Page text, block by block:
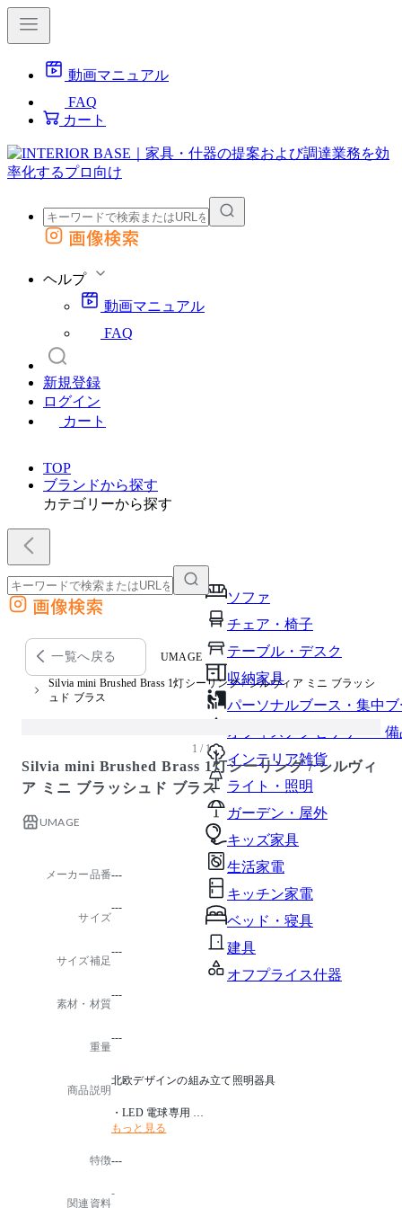
動画マニュアル
FAQ
カート
外部サイトの商品をカートに追加
画像検索
ヘルプ
動画マニュアル
FAQ
新規登録
ログイン
カート
TOP
ブランドから探す
カテゴリーから探す
ソファ
チェア・椅子
テーブル・デスク
収納家具
パーソナルブース・集中
オフィスアクセサリー・備
インテリア雑貨
ライト・照明
ガーデン・屋外
キッズ家具
生活家電
キッチン家電
ベッド・寝具
建具
オフプライス什器
外部サイトの商品をカートに追加
他のサイトで見つけた商品ページのURLを貼り付けて、カートに追加できます
画像検索
一覧へ戻る UMAGE
Silvia mini Brushed Brass 1灯シーリング / シルヴィア ミニ ブラッシ
ュド ブラス
1 / 1
Silvia mini Brushed Brass 1灯シーリング / シルヴィ
ア ミニ ブラッシュド ブラス
UMAGE
メーカー品番---
サイズ
---
サイズ補足
---
素材・材質
---
重量
---
商品説明
北欧デザインの組み立て照明器具
・LED 電球専用
・フランジカバー別売
・推奨電球：LED 電球 E26/60 形相当
もっと見る
特徴---
関連資料
-